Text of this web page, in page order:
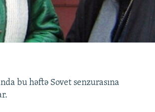
bu həftə Sovet senzurasına